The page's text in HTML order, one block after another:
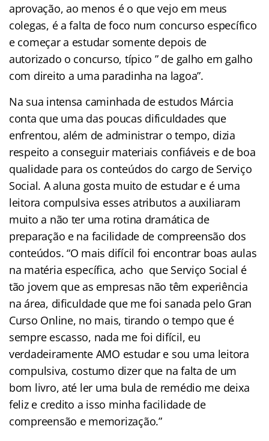
aprovação, ao menos é o que vejo em meus
colegas, é a falta de foco num concurso específico
e começar a estudar somente depois de
autorizado o concurso, típico ” de galho em galho
com direito a uma paradinha na lagoa”.
Na sua intensa caminhada de estudos Márcia
conta que uma das poucas dificuldades que
enfrentou, além de administrar o tempo, dizia
respeito a conseguir materiais confiáveis e de boa
qualidade para os conteúdos do cargo de Serviço
Social. A aluna gosta muito de estudar e é uma
leitora compulsiva esses atributos a auxiliaram
muito a não ter uma rotina dramática de
preparação e na facilidade de compreensão dos
conteúdos. “O mais difícil foi encontrar boas aulas
na matéria específica, acho que Serviço Social é
tão jovem que as empresas não têm experiência
na área, dificuldade que me foi sanada pelo Gran
Curso Online, no mais, tirando o tempo que é
sempre escasso, nada me foi difícil, eu
verdadeiramente AMO estudar e sou uma leitora
compulsiva, costumo dizer que na falta de um
bom livro, até ler uma bula de remédio me deixa
feliz e credito a isso minha facilidade de
compreensão e memorização.”